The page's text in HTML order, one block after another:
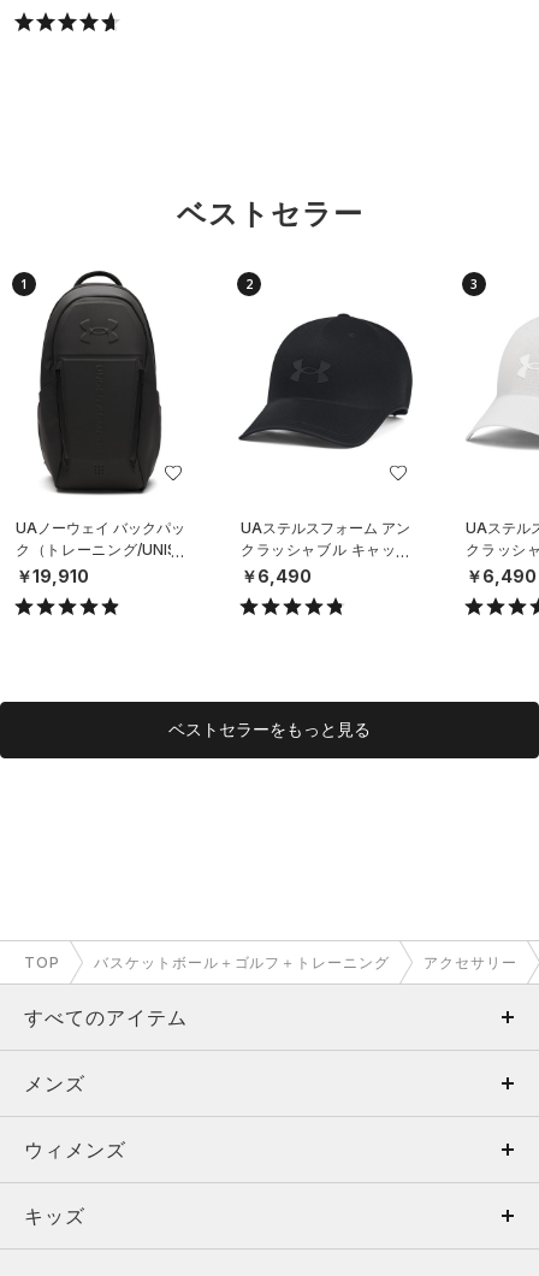
ベストセラー
1
UAノーウェイ バックパッ
ク（トレーニング/UNISE
X）
￥19,910
2
UAステルスフォーム アン
クラッシャブル キャップ
（ライフスタイル/UNISE
X）
￥6,490
3
UAステル
クラッシ
（ライフ
X）
￥6,490
ベストセラーをもっと見る
TOP バスケットボール＋ゴルフ＋トレーニング アクセサリー
すべてのアイテム
メンズ
ウィメンズ
キッズ
メンズ
トップス
ボトムス
ウィメンズ
トップス
キッズ